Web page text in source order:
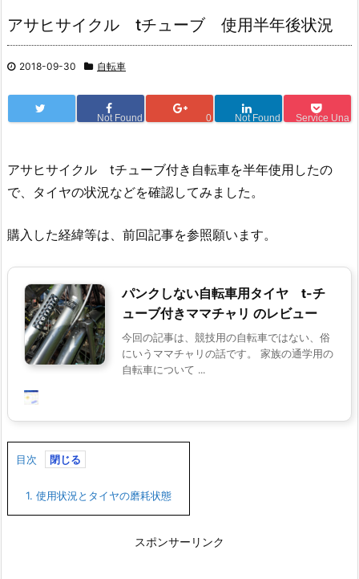
アサヒサイクル tチューブ 使用半年後状況
2018-09-30 自転車
Not Found 0 Not Found Service Una
アサヒサイクル tチューブ付き自転車を半年使用したの
で、タイヤの状況などを確認してみました。
購入した経緯等は、前回記事を参照願います。
パンクしない自転車用タイヤ t-チ
ューブ付きママチャリ のレビュー
今回の記事は、競技用の自転車ではない、俗
にいうママチャリの話です。 家族の通学用の
自転車について ...
目次
1. 使用状況とタイヤの磨耗状態
スポンサーリンク